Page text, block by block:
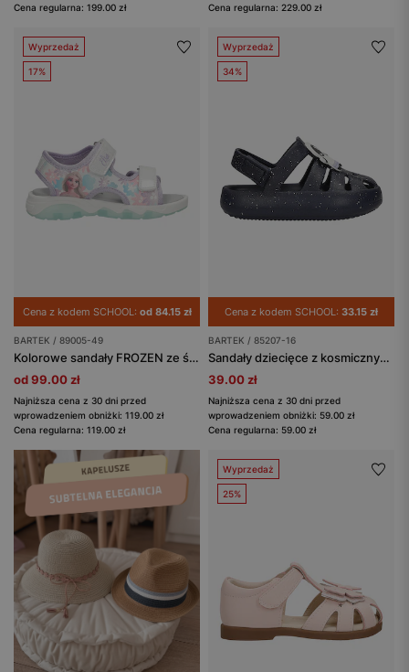
Cena regularna: 199.00 zł
Cena regularna: 229.00 zł
Wyprzedaż
17%
Cena z kodem SCHOOL: od 84.15 zł
BARTEK / 89005-49
Kolorowe sandały FROZEN ze świecącą podeszwą BARTEK 89005-49
od 99.00 zł
Najniższa cena z 30 dni przed
wprowadzeniem obniżki: 119.00 zł
Cena regularna: 119.00 zł
Wyprzedaż
34%
Cena z kodem SCHOOL: 33.15 zł
BARTEK / 85207-16
Sandały dziecięce z kosmicznym motywem BARTEK 85207-16
39.00 zł
Najniższa cena z 30 dni przed
wprowadzeniem obniżki: 59.00 zł
Cena regularna: 59.00 zł
Wyprzedaż
25%